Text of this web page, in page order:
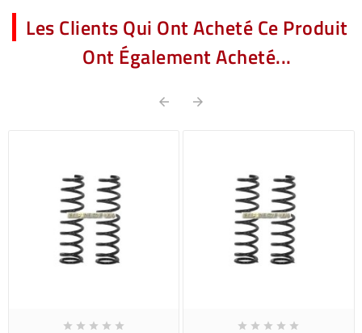
Les Clients Qui Ont Acheté Ce Produit
Ont Également Acheté...
 
         